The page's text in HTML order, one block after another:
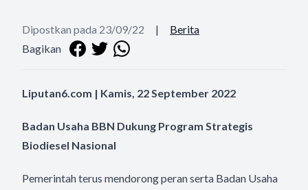
Dipostkan pada 23/09/22 |
Berita
Bagikan
Liputan6.com | Kamis, 22 September 2022
Badan Usaha BBN Dukung Program Strategis
Biodiesel Nasional
Pemerintah terus mendorong peran serta Badan Usaha